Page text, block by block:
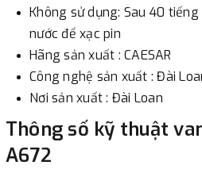
- Sau khi có thông tin xác thực
khách, chúng tôi sẽ thực hiện
Không sử dụng: Sau 40
nước để xạc pin
Hãng sản xuất : CAESAR
Công nghệ sản xuất : Đài
Nơi sản xuất : Đài Loan
Thông số kỹ thuật
A672